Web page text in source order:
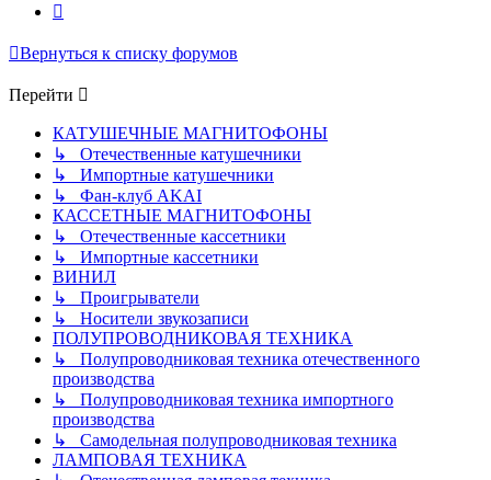
Вернуться к списку форумов
Перейти
КАТУШЕЧНЫЕ МАГНИТОФОНЫ
↳ Отечественные катушечники
↳ Импортные катушечники
↳ Фан-клуб AKAI
КАССЕТНЫЕ МАГНИТОФОНЫ
↳ Отечественные кассетники
↳ Импортные кассетники
ВИНИЛ
↳ Проигрыватели
↳ Носители звукозаписи
ПОЛУПРОВОДНИКОВАЯ ТЕХНИКА
↳ Полупроводниковая техника отечественного
производства
↳ Полупроводниковая техника импортного
производства
↳ Самодельная полупроводниковая техника
ЛАМПОВАЯ ТЕХНИКА